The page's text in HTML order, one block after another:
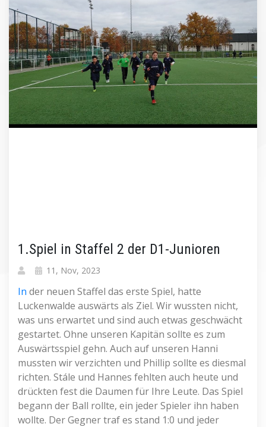
1.Spiel in Staffel 2 der D1-Junioren
11, Nov, 2023
In der neuen Staffel das erste Spiel, hatte
Luckenwalde auswärts als Ziel. Wir wussten nicht,
was uns erwartet und sind auch etwas geschwächt
gestartet. Ohne unseren Kapitän sollte es zum
Auswärtsspiel gehn. Auch auf unseren Hanni
mussten wir verzichten und Phillip sollte es diesmal
richten. Stále und Hannes fehlten auch heute und
drückten fest die Daumen für Ihre Leute. Das Spiel
begann der Ball rollte, ein jeder Spieler ihn haben
wollte. Der Gegner traf es stand 1:0 und jeder